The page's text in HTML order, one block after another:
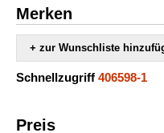
Merken
+ zur Wunschliste
Schnellzugriff 406598-1
Preis